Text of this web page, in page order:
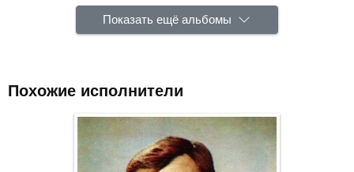
Показать ещё альбомы
Похожие исполнители